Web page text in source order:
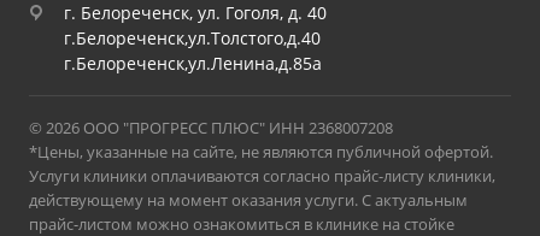
г. Белореченск, ул. Гоголя, д. 40
г.Белореченск,ул.Толстого,д.40
г.Белореченск,ул.Ленина,д.85а
© 2026 ООО "ПРОГРЕСС ПЛЮС" ИНН 2368007208
*Цены, указанные на сайте, не являются публичной офертой.
Услуги клиники оплачиваются согласно прайс-листу клиники,
действующему на момент оказания услуги. С актуальным
прайс-листом можно ознакомиться в клинике на стойке